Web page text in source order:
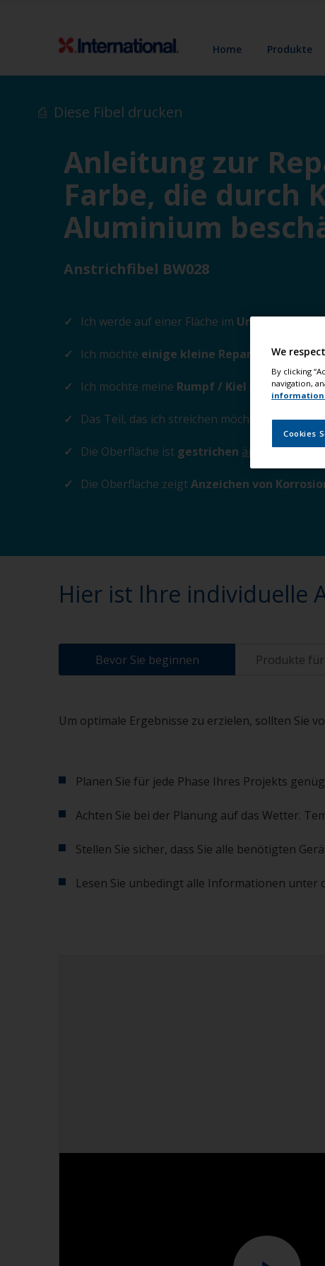
Home Produkte
Diese Fibel drucken
Anleitung zur
Farbe, die durch
Aluminium
Anstrichfibel BW028
Ich werde auf einer Fläche im
Ich möchte einige kleine Reparaturen
Ich möchte meine Rumpf / Kiel ändern
Das Teil, das ich streichen möchte, ist aus
Die Oberfläche ist gestrichen ändern
Die Oberfläche zeigtAnzeichen von
Hier ist Ihre individuelle
Bevor Sie beginnen Produkte
Um optimale Ergebnisse zu erzielen, sollten Sie
Planen Sie für jede Phase Ihres Projekts
Achten Sie bei der Planung auf das Wetter.
Stellen Sie sicher, dass Sie alle benötigten
Lesen Sie unbedingt alle Informationen unter
We
By clicking
navigation,
Cookies